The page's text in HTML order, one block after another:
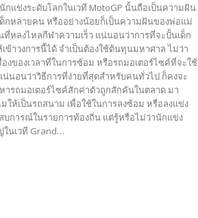
กแข่งระดับโลกในเวที MotoGP นั้นถือเป็นความฝัน
กหลายคน หรืออย่างน้อยก็เป็นความฝันของพ่อแม่
หลงไหลกีฬาความเร็ว แน่นอนว่าการที่จะปั้นเด็ก
ข้าวงการนี้ได้ จำเป็นต้องใช้ต้นทุนมหาศาล ไม่ว่า
องของเวลาที่ในการซ้อม หรือรถมอเตอร์ไซค์ที่จะใช้
น่นอนว่าวิธีการที่ง่ายที่สุดสำหรับคนทั่วไป ก็คงจะ
ารถมอเตอร์ไซค์สักค่าตัวถูกสักคันในตลาด มา
ให้เป็นรถสนาม เพื่อใช้ในการลงซ้อม หรือลงแข่ง
บการณ์ในรายการท้องถิ่น แต่รู้หรือไม่ว่านักแข่ง
นเวที Grand…